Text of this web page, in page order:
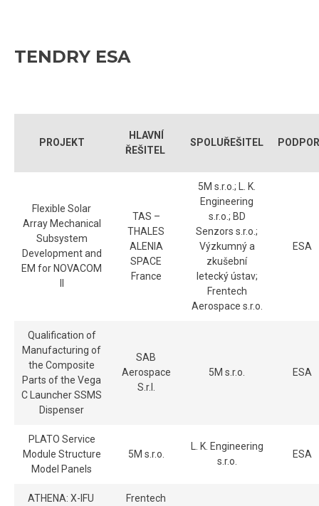
TENDRY ESA
PROJEKT
HLAVNÍ
ŘEŠITEL
SPOLUŘEŠITEL
Flexible Solar
Array Mechanical
Subsystem
Development and
EM for NOVACOM
TAS –
THALES
ALENIA
SPACE
France
5M s.r.o.; L. K.
Engineering
s.r.o.; BD
Senzors s.r.o.;
Výzkumný a
zkušební
letecký ústav;
Frentech
Aerospace s.r.o.
ESA
Qualification of
Manufacturing of
the Composite
Parts of the Vega
C Launcher SSMS
Dispenser
SAB
Aerospace
S.r.l.
5M s.r.o. ESA
PLATO Service
Module Structure
Model Panels
5M s.r.o.
L. K. Engineering
s.r.o.
ESA
ATHENA: X-IFU
Frentech